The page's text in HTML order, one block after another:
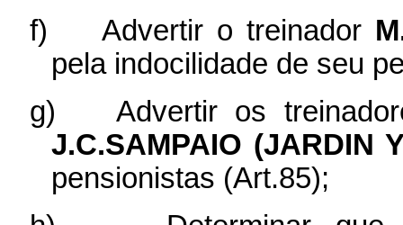
f)
Advertir o treinador
pela indocilidade de seu
g)
Advertir os
J.C.SAMPAIO (JARDIN
pensionistas (Art.85);